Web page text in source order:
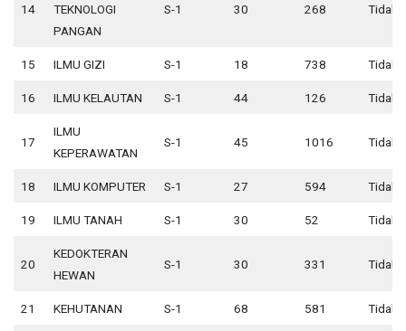
14
TEKNOLOGI
PANGAN
S-1 30 268 Tidak
15 ILMU GIZI S-1 18 738 Tidak
16 ILMU KELAUTAN S-1 44 126 Tidak
17
ILMU
KEPERAWATAN
S-1 45 1016 Tidak
18 ILMU KOMPUTER S-1 27 594 Tidak
19 ILMU TANAH S-1 30 52 Tidak
20
KEDOKTERAN
HEWAN
S-1 30 331 Tidak
21 KEHUTANAN S-1 68 581 Tidak